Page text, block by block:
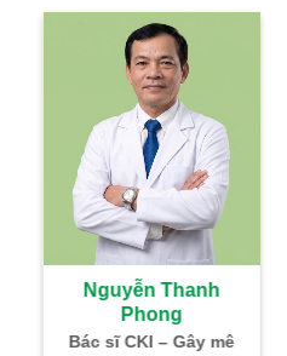
Nguyễn Thanh
Phong
Bác sĩ CKI – Gây mê